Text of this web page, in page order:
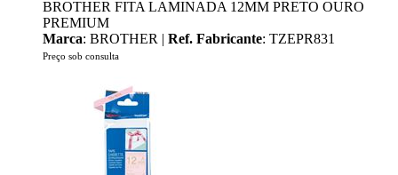
BROTHER FITA LAMINADA 12MM PRETO OURO
PREMIUM
Marca: BROTHER | Ref. Fabricante: TZEPR831
Preço sob consulta